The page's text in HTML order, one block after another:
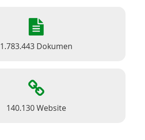
1.783.443 Dokumen
140.130 Website